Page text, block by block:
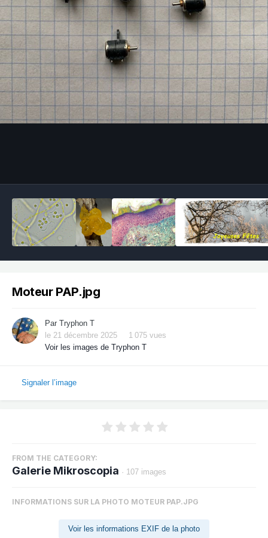
Moteur PAP.jpg
Par Tryphon T
le 21 décembre 2025
1 075 vues
Voir les images de Tryphon T
Signaler l’image
FROM THE CATEGORY:
Galerie Mikroscopia · 107 images
INFORMATIONS SUR LA PHOTO MOTEUR PAP.JPG
Voir les informations EXIF de la photo